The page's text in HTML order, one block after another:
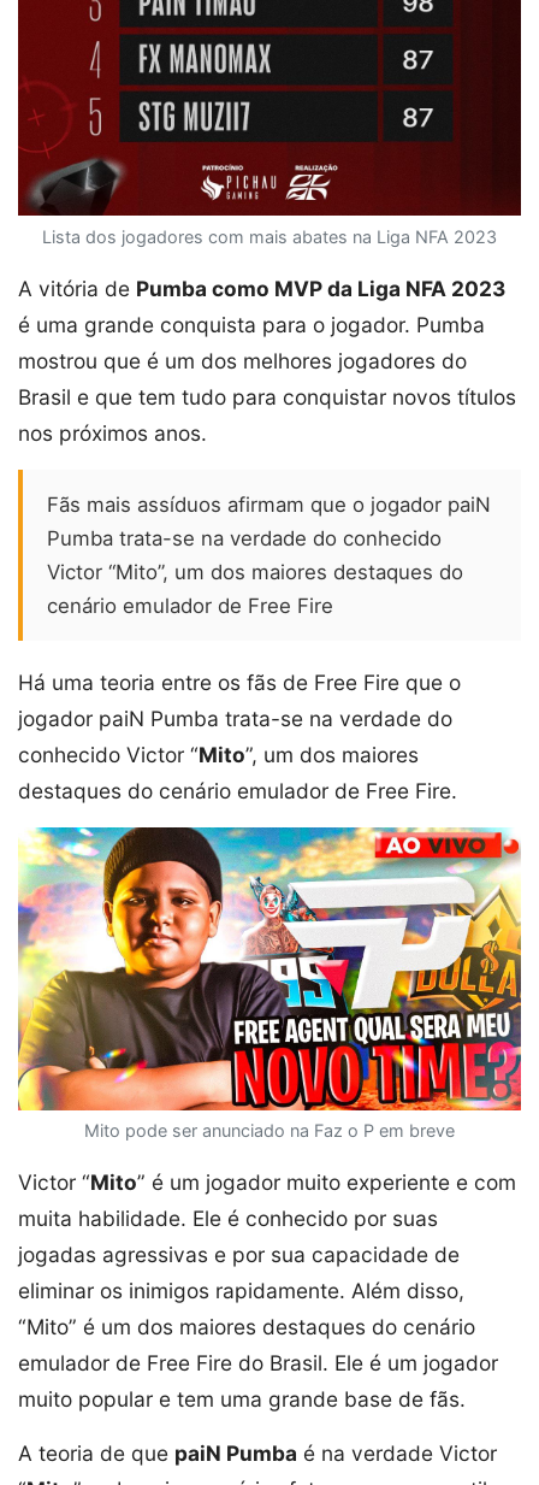
Lista dos jogadores com mais abates na Liga NFA 2023
A vitória de Pumba como MVP da Liga NFA 2023
é uma grande conquista para o jogador. Pumba
mostrou que é um dos melhores jogadores do
Brasil e que tem tudo para conquistar novos títulos
nos próximos anos.
Fãs mais assíduos afirmam que o jogador paiN
Pumba trata-se na verdade do conhecido
Victor “Mito”, um dos maiores destaques do
cenário emulador de Free Fire
Há uma teoria entre os fãs de Free Fire que o
jogador paiN Pumba trata-se na verdade do
conhecido Victor “Mito”, um dos maiores
destaques do cenário emulador de Free Fire.
Mito pode ser anunciado na Faz o P em breve
Victor “Mito” é um jogador muito experiente e com
muita habilidade. Ele é conhecido por suas
jogadas agressivas e por sua capacidade de
eliminar os inimigos rapidamente. Além disso,
“Mito” é um dos maiores destaques do cenário
emulador de Free Fire do Brasil. Ele é um jogador
muito popular e tem uma grande base de fãs.
A teoria de que paiN Pumba é na verdade Victor